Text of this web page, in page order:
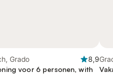
Grado
8,9
voor 6 personen, with